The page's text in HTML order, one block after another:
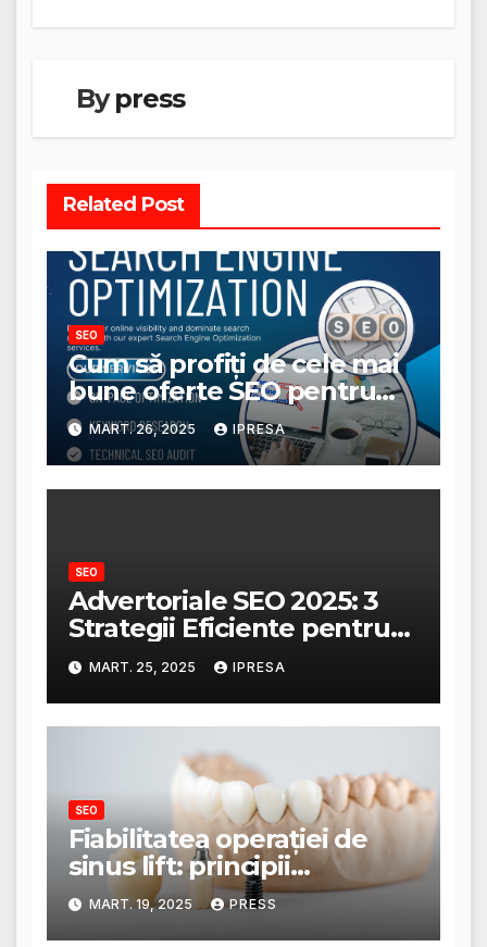
Bypress
Related Post
SEO
Cum să profiți de cele mai
bune oferte SEO pentru
afacerea ta?
MART. 26, 2025 IPRESA
SEO
Advertoriale SEO 2025: 3
Strategii Eficiente pentru
Creșterea Traficului
MART. 25, 2025 IPRESA
SEO
Fiabilitatea operației de
sinus lift: principii
anatomice și tehnici
moderne
MART. 19, 2025 PRESS